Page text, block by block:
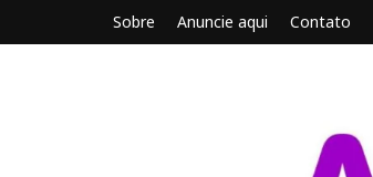
Sobre Anuncie aqui Contato